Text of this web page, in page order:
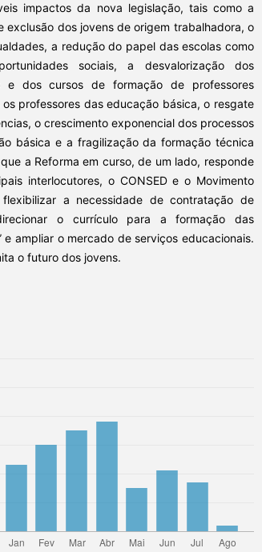
impactos da nova legislação, tais como a
exclusão dos jovens de origem trabalhadora, o
a redução do papel das escolas como
sociais, a desvalorização dos
e dos cursos de formação de professores
professores das educação básica, o resgate
o crescimento exponencial dos processos
básica e a fragilização da formação técnica
a Reforma em curso, de um lado, responde
interlocutores, o CONSED e o Movimento
a necessidade de contratação de
o currículo para a formação das
e ampliar o mercado de serviços educacionais.
o futuro dos jovens.